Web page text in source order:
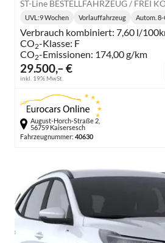
ST-Line BESTELLFAHRZEUG / FREI
29.500,– €
inkl. 19% MwSt.
Lieferzeit:
UVL :9 Wochen Vorlauffahrzeug Autom.
Verbrauch kombiniert: 7,60 l/
CO2-Klasse: F
CO2-Emissionen: 174,00 g/km
August-Horch-Straße 2,
56759 Kaisersesch
Fahrzeugnummer: 40630